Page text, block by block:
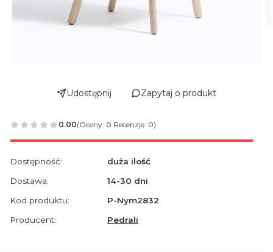
Udostępnij Zapytaj o produkt
0.00(Oceny: 0 Recenzje: 0)
Dostępność:
duża ilość
Dostawa:
14-30 dni
Kod produktu:
P-Nym2832
Producent:
Pedrali